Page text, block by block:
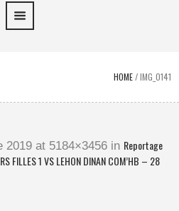
HOME/IMG_0141
2019 at 5184×3456 in Reportage
FILLES 1 VS LEHON DINAN COM’HB – 28